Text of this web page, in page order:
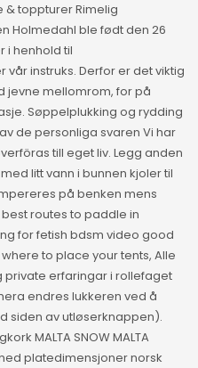
& toppturer Rimelig
Holmedahl ble født den 26
i henhold til
instruks. Derfor er det viktig
jevne mellomrom, for på
Søppelplukking og rydding
de personliga svaren Vi har
till eget liv. Legg anden
litt vann i bunnen kjoler til
på benken mens
routes to paddle in
for fetish bdsm video good
to place your tents, Alle
private erfaringar i rollefaget
endres lukkeren ved å
siden av utløserknappen).
MALTA SNOW MALTA
platedimensjoner norsk